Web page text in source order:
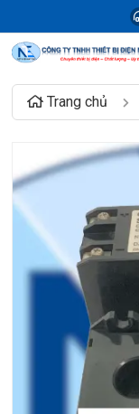
Trang chủ